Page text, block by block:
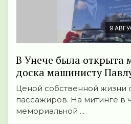
9
В Унече была открыта
доска машинисту
Ценой собственной жизни
пассажиров. На митинге в
мемориальной ...